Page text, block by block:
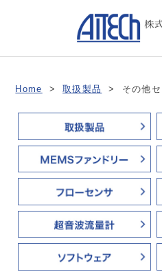
Home > 取扱製品 > その他